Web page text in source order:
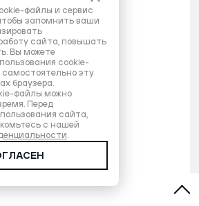
файлы и сервис
запомнить ваши
сайта, повышать
Вы можете
cookie-
самостоятельно эту
браузера.
файлы можно
Перед
сайта,
с нашей
.